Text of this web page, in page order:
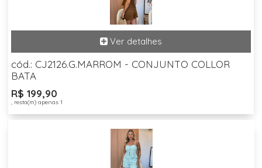
cód.: CJ2126.G.MARROM - CONJUNTO COLLOR
BATA
R$ 199,90
, resta(m) apenas 1